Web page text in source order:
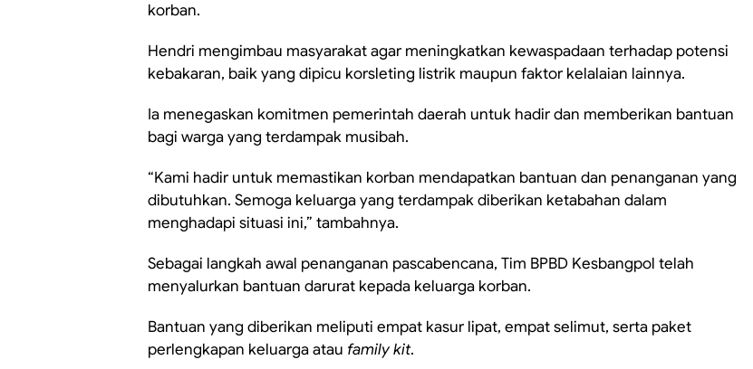
korban.
Hendri mengimbau masyarakat agar meningkatkan kewaspadaan terhadap potensi
kebakaran, baik yang dipicu korsleting listrik maupun faktor kelalaian lainnya.
Ia menegaskan komitmen pemerintah daerah untuk hadir dan memberikan bantuan
bagi warga yang terdampak musibah.
“Kami hadir untuk memastikan korban mendapatkan bantuan dan penanganan yang
dibutuhkan. Semoga keluarga yang terdampak diberikan ketabahan dalam
menghadapi situasi ini,” tambahnya.
Sebagai langkah awal penanganan pascabencana, Tim BPBD Kesbangpol telah
menyalurkan bantuan darurat kepada keluarga korban.
Bantuan yang diberikan meliputi empat kasur lipat, empat selimut, serta paket
perlengkapan keluarga atau family kit.